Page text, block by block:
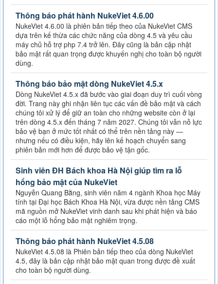
Thông báo phát hành NukeViet 4.6.00
NukeViet 4.6.00 là phiên bản tiếp theo của NukeViet CMS
dựa trên kế thừa các chức năng của dòng 4.5 và yêu cầu
máy chủ hỗ trợ php 7.4 trở lên. Đây cũng là bản cập nhật
bảo mật rất quan trọng được khuyến nghị cho toàn bộ người
dùng.
Thông báo bảo mật dòng NukeViet 4.5.x
Dòng NukeViet 4.5.x đã bước vào giai đoạn duy trì cuối vòng
đời. Trang này ghi nhận liên tục các vấn đề bảo mật và cách
chúng tôi xử lý để giữ an toàn cho những website còn ở lại
trên dòng 4.5.x đến tháng 7 năm 2027. Chúng tôi vẫn nỗ lực
bảo vệ bạn ở mức tốt nhất có thể trên nền tảng này —
nhưng nếu có điều kiện, hãy lên kế hoạch chuyển sang
phiên bản mới hơn để được bảo vệ tận gốc.
Sinh viên ĐH Bách khoa Hà Nội giúp tìm ra lỗ
hổng bảo mật của NukeViet
Nguyễn Quang Bằng, sinh viên năm 4 ngành Khoa học Máy
tính tại Đại học Bách Khoa Hà Nội, vừa được nền tảng CMS
mã nguồn mở NukeViet vinh danh sau khi phát hiện và báo
cáo một lỗ hổng bảo mật nghiêm trọng.
Thông báo phát hành NukeViet 4.5.08
NukeViet 4.5.08 là Phiên bản tiếp theo của dòng NukeViet
4.5, đây là bản cập nhật bảo mật quan trong được đề xuất
cho toàn bộ người dùng.